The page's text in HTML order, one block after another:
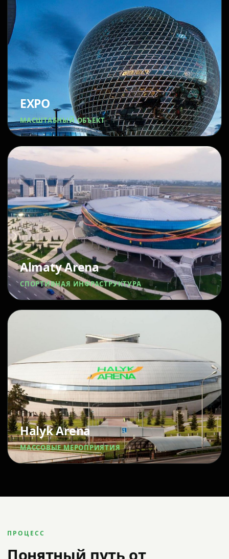
EXPO
МАСШТАБНЫЙ ОБЪЕКТ
Almaty Arena
СПОРТИВНАЯ ИНФРАСТРУКТУРА
Halyk Arena
МАССОВЫЕ МЕРОПРИЯТИЯ
ПРОЦЕСС
Понятный путь от